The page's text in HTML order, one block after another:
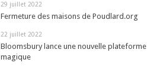
29 juillet 2022
Fermeture des maisons de Poudlard.org
22 juillet 2022
Bloomsbury lance une nouvelle plateforme
magique